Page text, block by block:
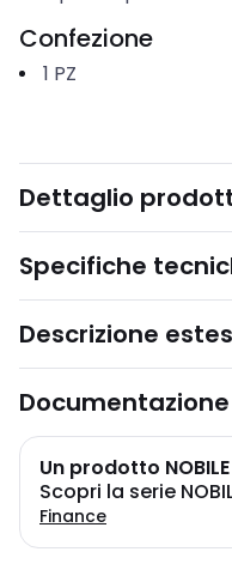
Confezione
1 PZ
Dettaglio
Specifiche
Descrizione
Documentazione
Un prodotto NOBILE
Scopri la serie
Finance